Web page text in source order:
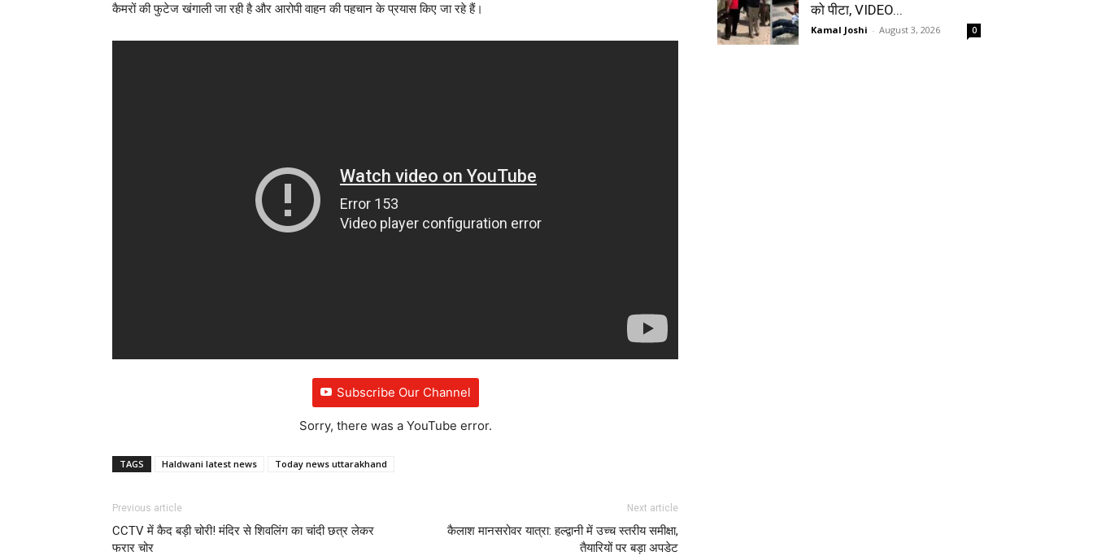
कैमरों की फुटेज खंगाली जा रही है और आरोपी वाहन की पहचान के प्रयास किए जा रहे हैं।
Subscribe Our Channel
Sorry, there was a YouTube error.
TAGS Haldwani latest news Today news uttarakhand
Previous article
CCTV में कैद बड़ी चोरी! मंदिर से शिवलिंग का चांदी छत्र लेकर
फरार चोर
Next article
कैलाश मानसरोवर यात्रा: हल्द्वानी में उच्च स्तरीय समीक्षा,
तैयारियों पर बड़ा अपडेट
को पीटा, VIDEO...
Kamal Joshi - August 3, 2026 0